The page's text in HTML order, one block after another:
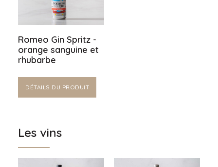
Romeo Gin Spritz -
orange sanguine et
rhubarbe
DÉTAILS DU PRODUIT
Les vins